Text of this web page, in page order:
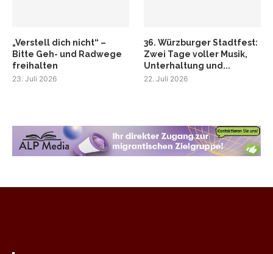
„Verstell dich nicht“ –
Bitte Geh- und Radwege
freihalten
23. Juli 2026
36. Würzburger Stadtfest:
Zwei Tage voller Musik,
Unterhaltung und...
22. Juli 2026